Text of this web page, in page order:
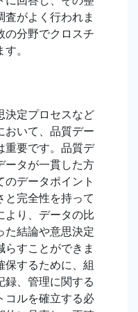
がよく行われま
の分野でクロスチ
。
決定プロセスなど
おいて、品質デー
重要です。品質デ
ータが一貫した方
データポイント
と完全性を持って
より、データの比
た結論や意思決定
すことができま
保するために、組
録、管理に関する
コルを確立する必